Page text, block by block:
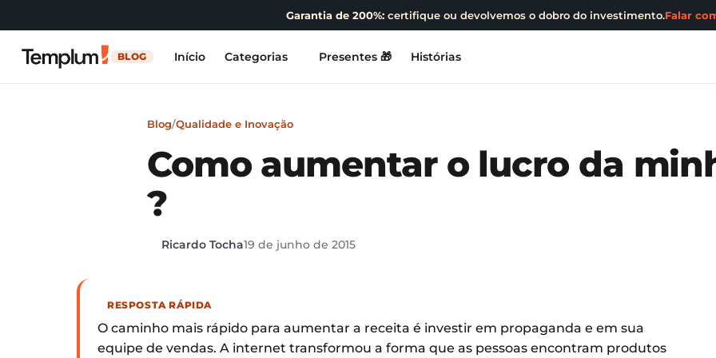
Garantia de 200%: certifique ou devolvemos o dobro do investimento.Falar
BLOG Início Categorias Presentes 🎁 Histórias
Blog/Qualidade e Inovação
Como aumentar o lucro da
?
Ricardo Tocha19 de junho de 2015
RESPOSTA RÁPIDA
O caminho mais rápido para aumentar a receita é investir em propaganda e em sua
equipe de vendas. A internet transformou a forma que as pessoas encontram produtos